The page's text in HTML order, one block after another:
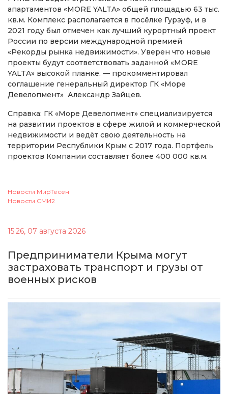
апартаментов «MORE YALTA» общей площадью 63 тыс.
кв.м. Комплекс располагается в посёлке Гурзуф, и в
2021 году был отмечен как лучший курортный проект
России по версии международной премией
«Рекорды рынка недвижимости». Уверен что новые
проекты будут соответствовать заданной «MORE
YALTA» высокой планке. — прокомментировал
соглашение генеральный директор ГК «Море
Девелопмент» Александр Зайцев.
Справка: ГК «Море Девелопмент» специализируется
на развитии проектов в сфере жилой и коммерческой
недвижимости и ведёт свою деятельность на
территории Республики Крым с 2017 года. Портфель
проектов Компании составляет более 400 000 кв.м.
Новости МирТесен
Новости СМИ2
15:26, 07 августа 2026
Предприниматели Крыма могут
застраховать транспорт и грузы от
военных рисков